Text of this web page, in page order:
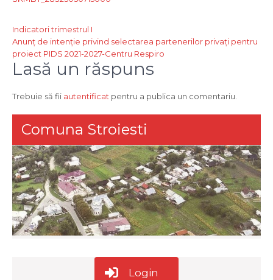
Navigare
în
articole
Indicatori trimestrul I
Anunț de intenție privind selectarea partenerilor privați pentru
proiect PIDS 2021-2027-Centru Respiro
Lasă un răspuns
Trebuie să fii autentificat pentru a publica un comentariu.
Comuna Stroiesti
Login